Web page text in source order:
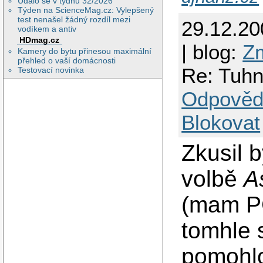
Týden na ScienceMag.cz: Vylepšený
test nenašel žádný rozdíl mezi
vodíkem a antiv
HDmag.cz
Kamery do bytu přinesou maximální
přehled o vaší domácnosti
Testovací novinka
    Depth      8
  EndSubSection
Device
Identifier
Monitor
EndSection
BoardName
BusID
Driver
Identifier
Option
Option
Option
Option
Option
Option
Option
Option
#Option
Option
Option
Option
| blog:
Re:
Blokovat
Zkusil
volbě
(mam
tomhle